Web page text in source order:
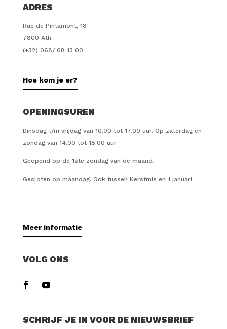
ADRES
Rue de Pintamont, 18
7800 Ath
(+32) 068/ 68 13 00
Hoe kom je er?
OPENINGSUREN
Dinsdag t/m vrijdag van 10.00 tot 17.00 uur. Op zaterdag en
zondag van 14.00 tot 18.00 uur.
Geopend op de 1ste zondag van de maand.
Gesloten op maandag. Ook tussen Kerstmis en 1 januari
Meer informatie
VOLG ONS
SCHRIJF JE IN VOOR DE NIEUWSBRIEF